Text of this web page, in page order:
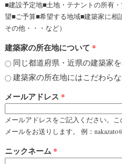
■建設予定地■土地・テナントの所有
望■ご予算■希望する地域■建築家に相
その他・・・など）
建築家の所在地について *
同じ都道府県・近県の建築家
建築家の所在地にはこだわら
メールアドレス *
メールアドレスをご記入ください。
メールをお送りします。 例：
ニックネーム *